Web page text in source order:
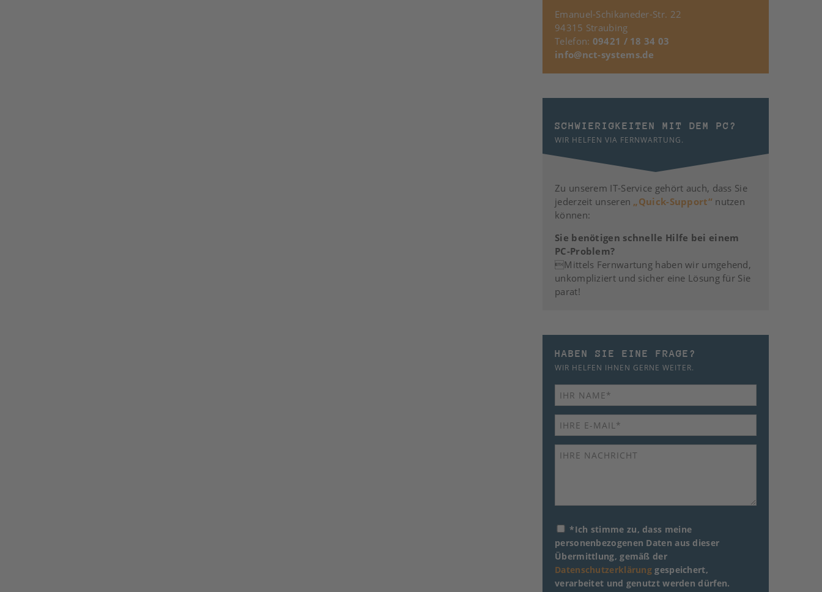
Emanuel-Schikaneder-Str. 22
94315 Straubing
Telefon: 09421 / 18 34 03
info@nct-systems.de
SCHWIERIGKEITEN MIT DEM PC?
WIR HELFEN VIA FERNWARTUNG.
Zu unserem IT-Service gehört auch, dass Sie
jederzeit unseren „Quick-Support“ nutzen
können:
Sie benötigen schnelle Hilfe bei einem
PC-Problem?
Mittels Fernwartung haben wir umgehend,
unkompliziert und sicher eine Lösung für Sie
parat!
HABEN SIE EINE FRAGE?
WIR HELFEN IHNEN GERNE WEITER.
*Ich stimme zu, dass meine
personenbezogenen Daten aus dieser
Übermittlung, gemäß der
Datenschutzerklärung gespeichert,
verarbeitet und genutzt werden dürfen.